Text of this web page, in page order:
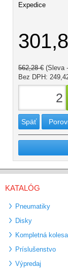
Expedice
562,28 € (Sleva
Bez DPH:
Späť
KATALÓG
Pneumatiky
Disky
Kompletná kolesa
Príslušenstvo
Výpredaj